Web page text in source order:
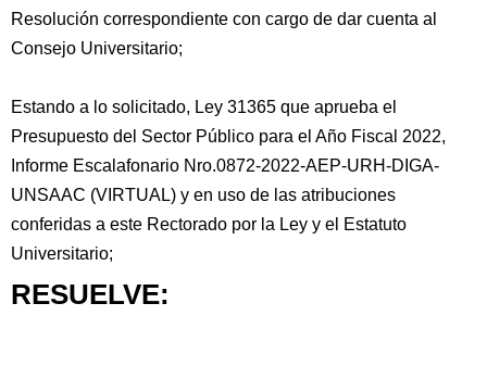
Resolución correspondiente con cargo de dar cuenta al
Consejo Universitario;
Estando a lo solicitado, Ley 31365 que aprueba el
Presupuesto del Sector Público para el Año Fiscal 2022,
Informe Escalafonario Nro.0872-2022-AEP-URH-DIGA-
UNSAAC (VIRTUAL) y en uso de las atribuciones
conferidas a este Rectorado por la Ley y el Estatuto
Universitario;
RESUELVE: